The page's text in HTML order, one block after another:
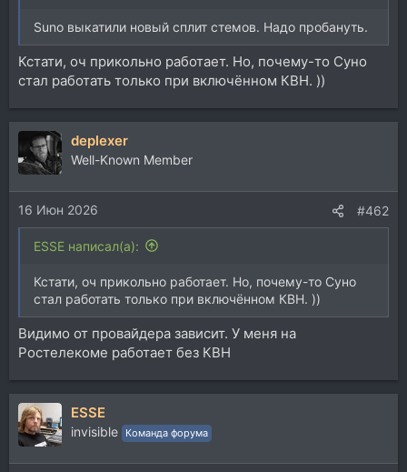
Suno выкатили новый сплит стемов. Надо пробануть.
Кстати, оч прикольно работает. Но, почему-то Суно
стал работать только при включённом КВН. ))
deplexer
Well-Known Member
16 Июн 2026 #462
ESSE написал(а):
Кстати, оч прикольно работает. Но, почему-то Суно
стал работать только при включённом КВН. ))
Видимо от провайдера зависит. У меня на
Ростелекоме работает без КВН
ESSE
invisible Команда форума